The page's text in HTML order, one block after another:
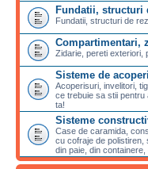
Fundatii, structuri
Fundatii, structuri de
Compartimentari,
Zidarie, pereti exteriori,
Sisteme de
Acoperisuri, invelitori,
ce trebuie sa stii
ta!
Sisteme
Case de caramida,
cu cofraje de
din paie, din